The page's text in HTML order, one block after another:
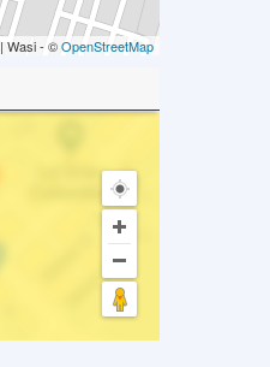
| Wasi - ©OpenStreetMap